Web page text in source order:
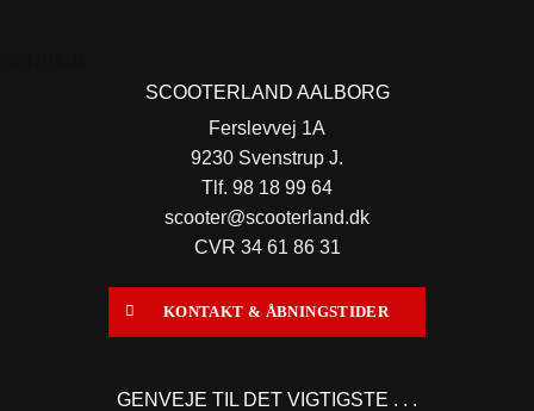
SCOOTERLAND AALBORG
Ferslevvej 1A
9230 Svenstrup J.
Tlf. 98 18 99 64
scooter@scooterland.dk
CVR 34 61 86 31
KONTAKT & ÅBNINGSTIDER
GENVEJE TIL DET VIGTIGSTE . . .